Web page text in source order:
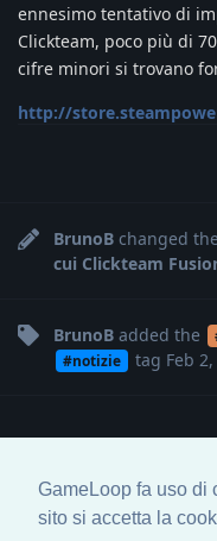
GameLoop fa uso di
sito si accetta la
ennesimo tentativo di
Clickteam, poco più di
cifre minori si trovano
http://
BrunoB changed
cui Clickteam
BrunoB added the
#notizie tag Feb
Write a Reply...